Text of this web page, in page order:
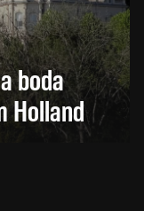
boda
Holland